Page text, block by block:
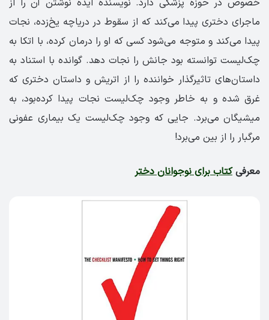
ماجرای دختری پیدا می‌کند که از سقوط در دریاچه یخ‌زده، نجات
پیدا می‌کند و متوجه می‌شود کسی که او را درمان کرده، با اتکا به
چک‌لیست توانسته بود جانش را نجات دهد. گوانده با استناد به
داستان‌های تاثیرگذار خواننده را از اتریش و داستان دختری که
غرق شده و به خاطر وجود چک‌لیست نجات پیدا کرده‌بود، به
میشیگان می‌برد. جایی که وجود چک‌لیست یک بیماری عفونی
مرگبار را از بین می‌برد!
معرفیکتاب برای نوجوانان دختر